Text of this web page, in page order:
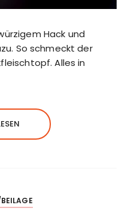
Hack und
So schmeckt der
Alles in